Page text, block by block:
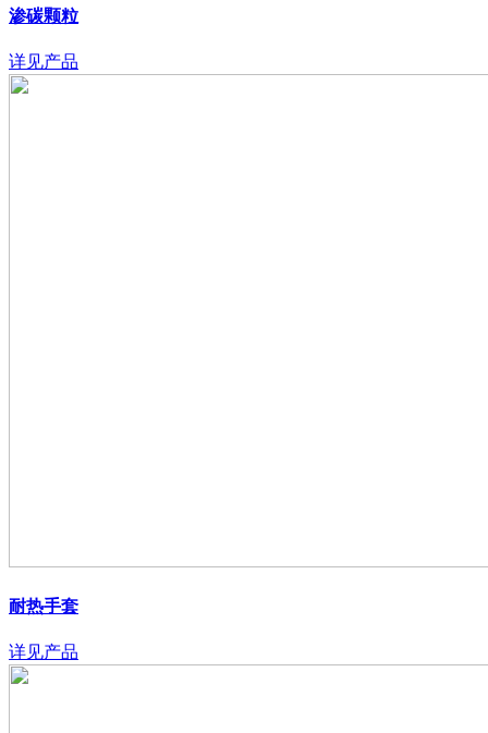
渗碳颗粒
详见产品
耐热手套
详见产品